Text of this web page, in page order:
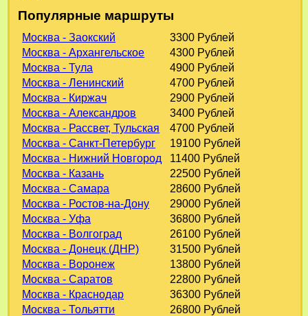
Популярные маршруты
Москва - Заокский
3300 Рублей
Москва - Архангельское
4300 Рублей
Москва - Тула
4900 Рублей
Москва - Ленинский
4700 Рублей
Москва - Киржач
2900 Рублей
Москва - Александров
3400 Рублей
Москва - Рассвет, Тульская
4700 Рублей
Москва - Санкт-Петербург
19100 Рублей
Москва - Нижний Новгород
11400 Рублей
Москва - Казань
22500 Рублей
Москва - Самара
28600 Рублей
Москва - Ростов-на-Дону
29000 Рублей
Москва - Уфа
36800 Рублей
Москва - Волгоград
26100 Рублей
Москва - Донецк (ДНР)
31500 Рублей
Москва - Воронеж
13800 Рублей
Москва - Саратов
22800 Рублей
Москва - Краснодар
36300 Рублей
Москва - Тольятти
26800 Рублей